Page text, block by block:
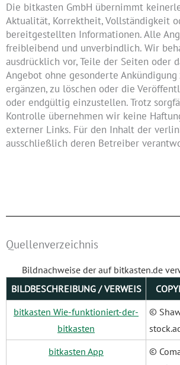
Die bitkasten GmbH übernimmt
Aktualität, Korrektheit, Vollständigkeit
bereitgestellten Informationen. Alle
freibleibend und unverbindlich. Wir
ausdrücklich vor, Teile der Seiten oder
Angebot ohne gesonderte Ankündigung
ergänzen, zu löschen oder die
oder endgültig einzustellen. Trotz
Kontrolle übernehmen wir keine
externer Links. Für den Inhalt der
ausschließlich deren Betreiber
Quellenverzeichnis
Bildnachweise der auf bitkasten.de
BILDBESCHREIBUNG / VERWEIS
bitkasten Wie-funktioniert-der-
bitkasten
©
bitkasten App
©